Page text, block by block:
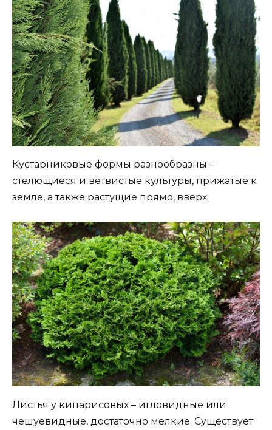
Кустарниковые формы разнообразны –
стелющиеся и ветвистые культуры, прижатые к
земле, а также растущие прямо, вверх.
Листья у кипарисовых – игловидные или
чешуевидные, достаточно мелкие. Существует